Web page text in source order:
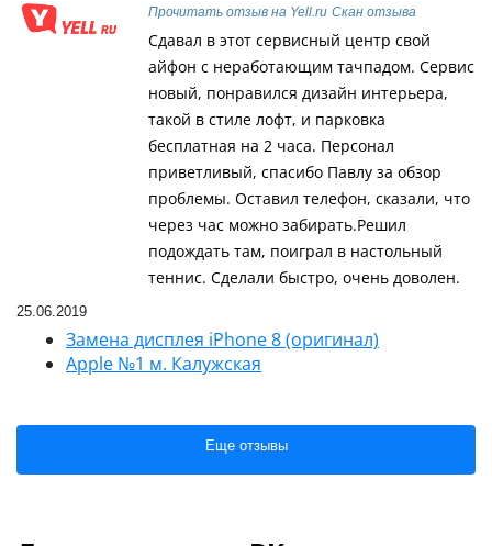
Прочитать отзыв на Yell.ru Скан отзыва
Сдавал в этот сервисный центр свой
айфон с неработающим тачпадом. Сервис
новый, понравился дизайн интерьера,
такой в стиле лофт, и парковка
бесплатная на 2 часа. Персонал
приветливый, спасибо Павлу за обзор
проблемы. Оставил телефон, сказали, что
через час можно забирать.Решил
подождать там, поиграл в настольный
теннис. Сделали быстро, очень доволен.
25.06.2019
Замена дисплея iPhone 8 (оригинал)
Apple №1 м. Калужская
Еще отзывы